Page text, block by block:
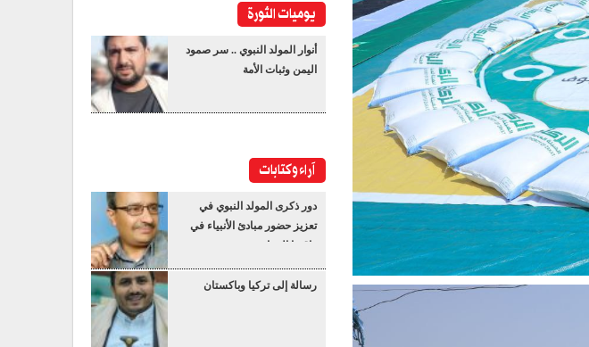
يوميات الثورة
أنوار المولد النبوي .. سر صمود
اليمن وثبات الأمة
آراء وكتابات
دور ذكرى المولد النبوي في
تعزيز حضور مبادئ الأنبياء في
واقعنا المعاصر
رسالة إلى تركيا وباكستان